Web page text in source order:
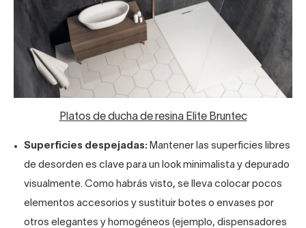
Platos de ducha de resina Elite Bruntec
Superficies despejadas: Mantener las superficies libres
de desorden es clave para un look minimalista y depurado
visualmente. Como habrás visto, se lleva colocar pocos
elementos accesorios y sustituir botes o envases por
otros elegantes y homogéneos (ejemplo, dispensadores